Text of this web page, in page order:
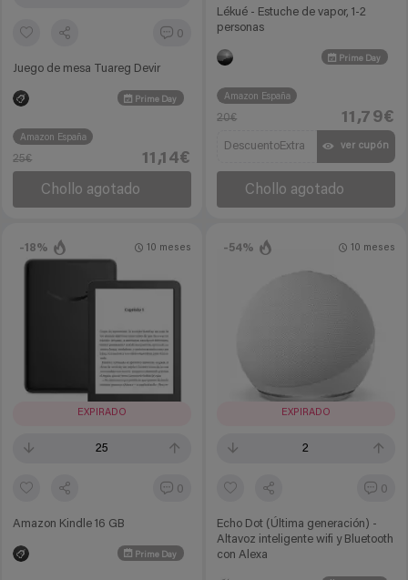
0
Juego de mesa Tuareg Devir
Prime Day
Amazon España
25€ 11,14€
Chollo agotado
Lékué - Estuche de vapor, 1-2
personas
Prime Day
Amazon España
20€ 11,79€
DescuentoExtra ver cupón
Chollo agotado
-18%
EXPIRADO
25
0
Amazon Kindle 16 GB
Prime Day
10 meses -54%
EXPIRADO
2
0
Echo Dot (Última generación) -
Altavoz inteligente wifi y Bluetooth
con Alexa
10 meses